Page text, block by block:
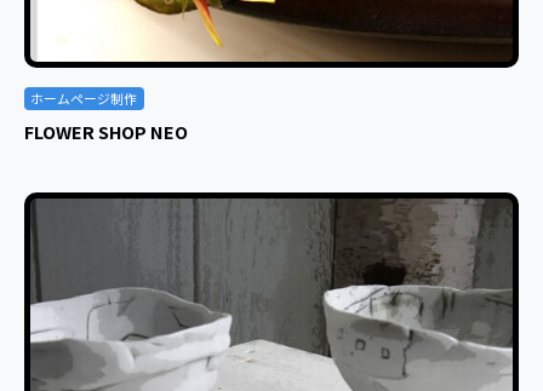
ホームページ制作
FLOWER SHOP NEO